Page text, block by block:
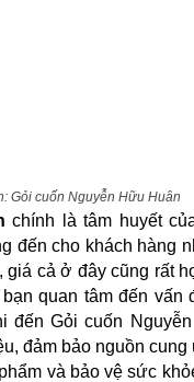
Gỏi cuốn Nguyễn Hữu Huân
chính là tâm huyết
đến cho khách hàng
giá cả ở đây cũng rất
quan tâm đến vấn
đến Gỏi cuốn
đảm bảo nguồn cung
và bảo vệ sức